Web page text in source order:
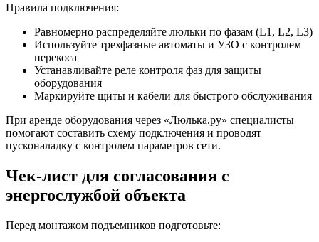
Правила подключения:
Равномерно распределяйте люльки по фазам (L1, L2, L3)
Используйте трехфазные автоматы и УЗО с контролем
перекоса
Устанавливайте реле контроля фаз для защиты
оборудования
Маркируйте щиты и кабели для быстрого обслуживания
При аренде оборудования через «Люлька.ру» специалисты
помогают составить схему подключения и проводят
пусконаладку с контролем параметров сети.
Чек-лист для согласования с
энергослужбой объекта
Перед монтажом подъемников подготовьте: